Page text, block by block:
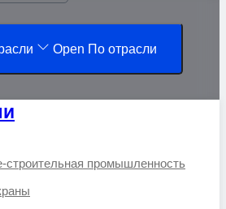
Open По отрасли
строительная промышленность